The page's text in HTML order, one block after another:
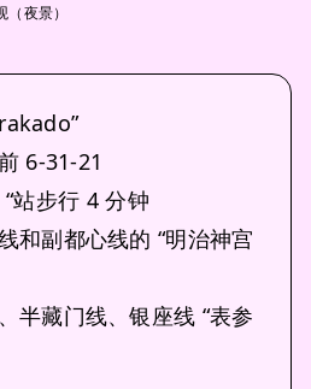
夜景）
6-31-21
“站步行 4 分钟
和副都心线的 “明治神宫
半藏门线、银座线 “表参